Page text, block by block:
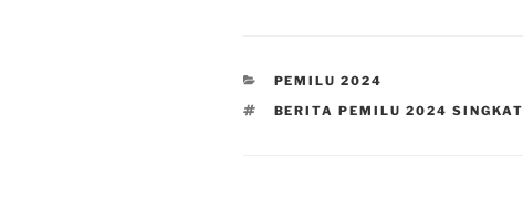
CATEGORIES
PEMILU 2024
TAGS
BERITA PEMILU 2024 SINGKAT